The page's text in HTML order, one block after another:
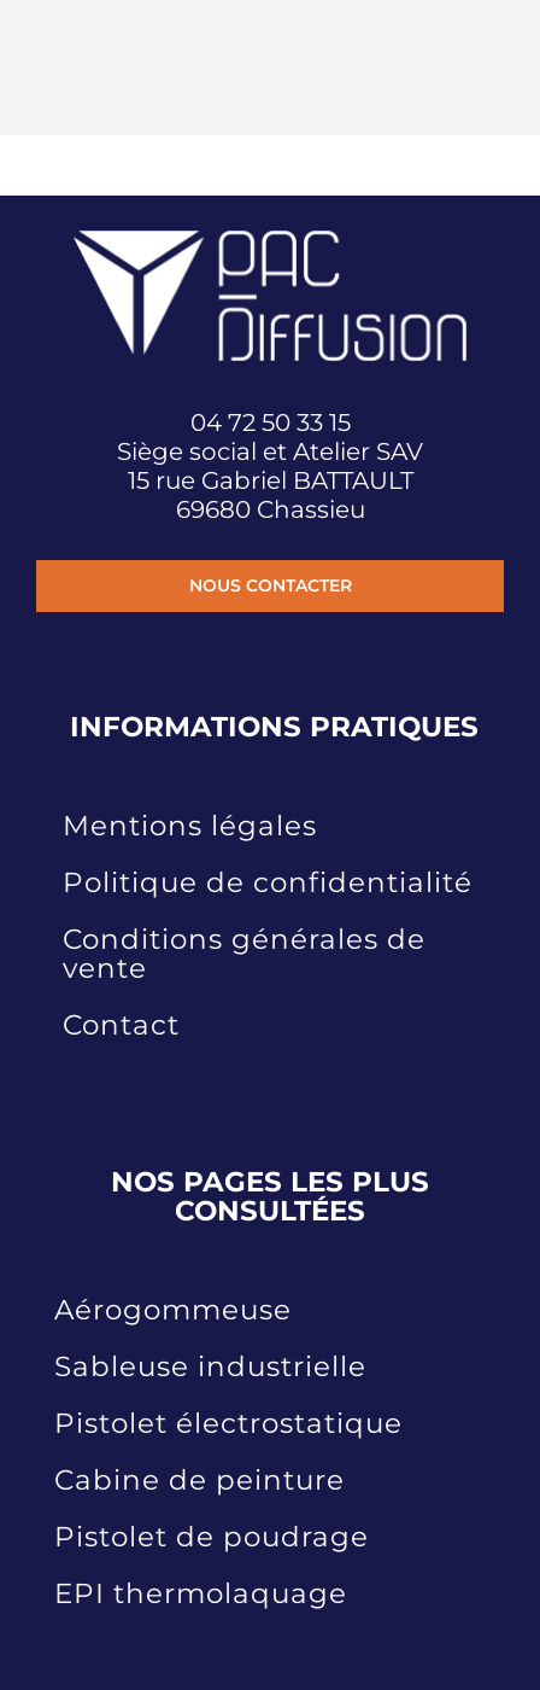
04 72 50 33 15
Siège social et Atelier SAV
15 rue Gabriel BATTAULT
69680 Chassieu
NOUS CONTACTER
INFORMATIONS PRATIQUES
Mentions légales
Politique de confidentialité
Conditions générales de
vente
Contact
NOS PAGES LES PLUS
CONSULTÉES
Aérogommeuse
Sableuse industrielle
Pistolet électrostatique
Cabine de peinture
Pistolet de poudrage
EPI thermolaquage